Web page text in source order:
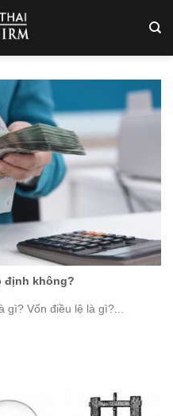
định không?
gì? Vốn điều lệ là gì?...